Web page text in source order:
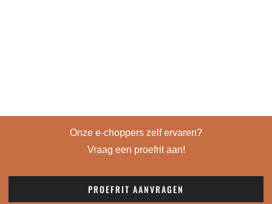
Onze e-choppers zelf ervaren?
Vraag een proefrit aan!
PROEFRIT AANVRAGEN